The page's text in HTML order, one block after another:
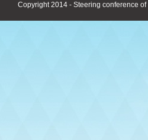
Copyright 2014 - Steering conference